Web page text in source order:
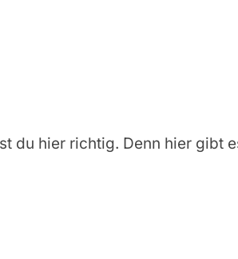
du hier richtig. Denn hier gibt